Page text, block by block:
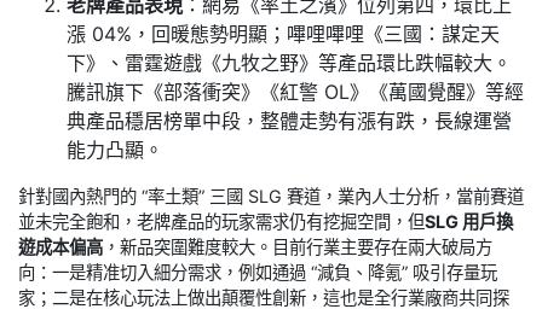
漲 04%，回暖態勢明顯；嗶哩嗶哩《三國：謀定天
下》、雷霆遊戲《九牧之野》等產品環比跌幅較大。
騰訊旗下《部落衝突》《紅警 OL》《萬國覺醒》等經
典產品穩居榜單中段，整體走勢有漲有跌，長線運營
能力凸顯。
針對國內熱門的 “率土類” 三國 SLG 賽道，業內人士分析，當前賽道
並未完全飽和，老牌產品的玩家需求仍有挖掘空間，但SLG 用戶換
遊成本偏高 ，新品突圍難度較大。目前行業主要存在兩大破局方
向：一是精准切入細分需求，例如通過 “減負、降氪” 吸引存量玩
家；二是在核心玩法上做出顛覆性創新，這也是全行業廠商共同探